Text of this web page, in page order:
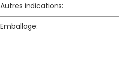
Autres indications:
Emballage: